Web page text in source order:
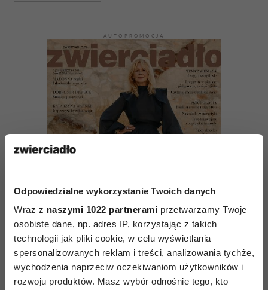
Odpowiedzialne wykorzystanie Twoich danych
Wraz z naszymi 1022 partnerami przetwarzamy Twoje
osobiste dane, np. adres IP, korzystając z takich
technologii jak pliki cookie, w celu wyświetlania
spersonalizowanych reklam i treści, analizowania tychże,
wychodzenia naprzeciw oczekiwaniom użytkowników i
rozwoju produktów. Masz wybór odnośnie tego, kto
AUTOPROMOCJA
ZAMÓW